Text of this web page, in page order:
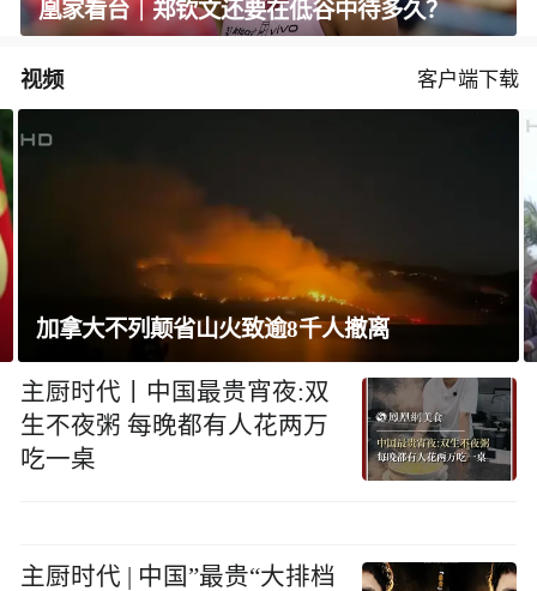
凰家看台｜郑钦文还要在低谷中待多久？
视频 客户端下载
8千人撤离 巴西将与阿根廷外交关系
主厨时代丨中国最贵宵夜:双
生不夜粥 每晚都有人花两万
吃一桌
主厨时代 | 中国”最贵“大排档